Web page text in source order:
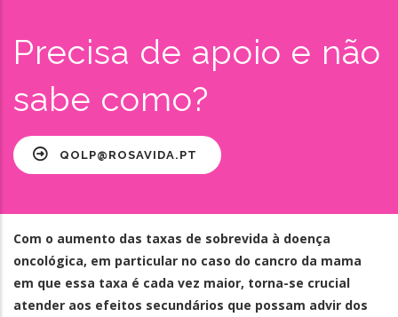
Precisa de apoio e não
sabe como?
QOLP@ROSAVIDA.PT
Com o aumento das taxas de sobrevida à doença
oncológica, em particular no caso do cancro da mama
em que essa taxa é cada vez maior, torna-se crucial
atender aos efeitos secundários que possam advir dos